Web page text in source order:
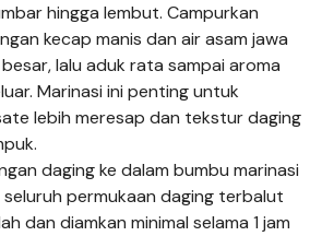
hingga lembut. Campurkan
kecap manis dan air asam jawa
lalu aduk rata sampai aroma
Marinasi ini penting untuk
lebih meresap dan tekstur daging
daging ke dalam bumbu marinasi
seluruh permukaan daging terbalut
dan diamkan minimal selama 1 jam